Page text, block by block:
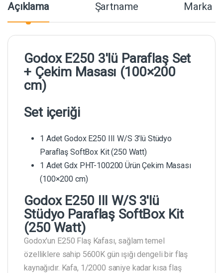
Açıklama Şartname Marka
Godox E250 3'lü Paraflaş Set
+ Çekim Masası (100×200
cm)
Set içeriği
1 Adet Godox E250 III W/S 3'lü Stüdyo
Paraflaş SoftBox Kit (250 Watt)
1 Adet Gdx PHT-100200 Ürün Çekim Masası
(100×200 cm)
Godox E250 III W/S 3'lü
Stüdyo Paraflaş SoftBox Kit
(250 Watt)
Godox'un E250 Flaş Kafası, sağlam temel
özelliklere sahip 5600K gün ışığı dengeli bir flaş
kaynağıdır. Kafa, 1/2000 saniye kadar kısa flaş